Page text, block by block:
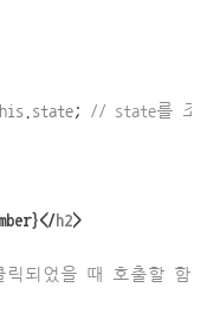
state ; // state를
조
}</h2>
릭되었을 때 호출할 함